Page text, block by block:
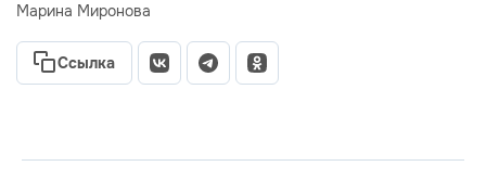
Марина Миронова
Ссылка